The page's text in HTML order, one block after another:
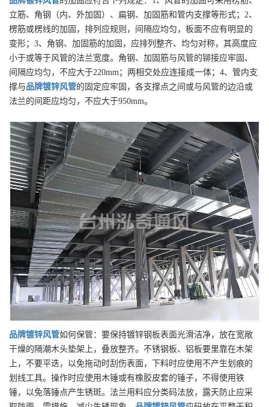
立筋、角钢（内、外加固）、扁钢、加固筋和管内支撑等形式；2、
楞筋或楞线的加固，排列应规则，间隔应均匀，板面不应有明显的
变形；3、角钢、加固筋的加固，应排列整齐、均匀对称，其高度应
小于或等于风管的法兰宽度。角钢、加固筋与风管的铆接应牢固、
间隔应均匀，不应大于220mm；两相交处应连接成一体；4、管内支
撑与品牌镀锌风管的固定应牢固，各支撑点之间或与风管的边沿或
法兰的间距应均匀，不应大于950mm。
品牌镀锌风管如何保管：要保持镀锌钢板表面光滑洁净，放在宽敞
干燥的隔潮木头垫架上，叠放整齐。不锈钢板、铝板要里靠在木架
上，不要平迭，以免拖动时刮伤表面，下料时应使用不产生划痕的
划线工具。操作时应使用木锤或有橡胶皮套的锤子，不得使用铁
锤，以免落锤点产生锈斑。法兰用料应分类码法放，露天防止应采